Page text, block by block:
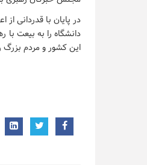
دانشگاه را به بیعت
این کشور و مردم